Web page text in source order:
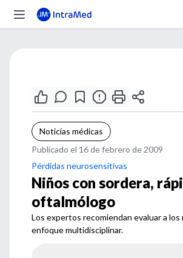
Noticias médicas
Publicado el 16 de febrero de 2009
Pérdidas neurosensitivas
Niños con sordera,
oftalmólogo
Los expertos recomiendan evaluar a los
enfoque multidisciplinar.